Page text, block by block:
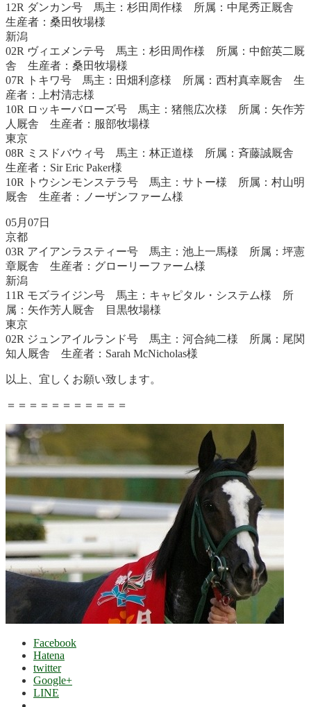
12R ダンカン号 馬主：杉田周作様 所属：中尾秀正厩舎
生産者：桑田牧場様
新潟
02R ヴィエメンテ号 馬主：杉田周作様 所属：中館英二厩
舎 生産者：桑田牧場様
07R トキワ号 馬主：田畑利彦様 所属：西村真幸厩舎 生
産者：上村清志様
10R ロッキーバローズ号 馬主：猪熊広次様 所属：矢作芳
人厩舎 生産者：服部牧場様
東京
08R ミスドバウィ号 馬主：林正道様 所属：斉藤誠厩舎
生産者：Sir Eric Paker様
10R トウシンモンステラ号 馬主：サトー様 所属：村山明
厩舎 生産者：ノーザンファーム様
05月07日
京都
03R アイアンラスティー号 馬主：池上一馬様 所属：坪憲
章厩舎 生産者：グローリーファーム様
新潟
11R モズライジン号 馬主：キャピタル・システム様 所
属：矢作芳人厩舎 目黒牧場様
東京
02R ジュンアイルランド号 馬主：河合純二様 所属：尾関
知人厩舎 生産者：Sarah McNicholas様
以上、宜しくお願い致します。
＝＝＝＝＝＝＝＝＝＝＝
Facebook
Hatena
twitter
Google+
LINE